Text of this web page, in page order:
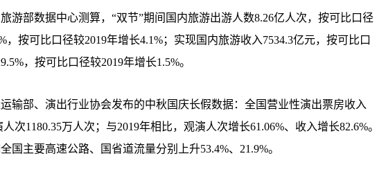
部数据中心测算，“双节”期间国内旅游出游人数8.26亿人次，按可比口径
，按可比口径较2019年增长4.1%；实现国内旅游收入7534.3亿元，按可比口
，按可比口径较2019年增长1.5%。
部、演出行业协会发布的中秋国庆长假数据：全国营业性演出票房收入
人次1180.35万人次；与2019年相比，观演人次增长61.06%、收入增长82.6%。
国主要高速公路、国省道流量分别上升53.4%、21.9%。